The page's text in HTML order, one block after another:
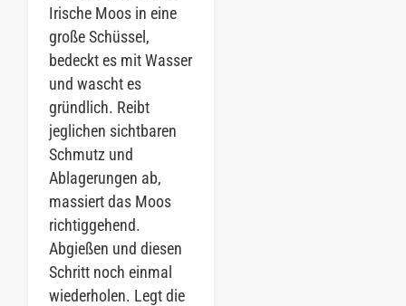
Irische Moos in eine
große Schüssel,
bedeckt es mit Wasser
und wascht es
gründlich. Reibt
jeglichen sichtbaren
Schmutz und
Ablagerungen ab,
massiert das Moos
richtiggehend.
Abgießen und diesen
Schritt noch einmal
wiederholen. Legt die